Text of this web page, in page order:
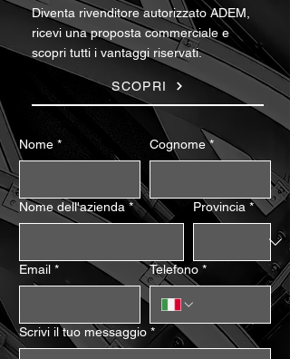
Diventa rivenditore autorizzato ADEM,
ricevi una proposta commerciale e
scopri tutti i vantaggi riservati.
SCOPRI
Nome * Cognome *
Nome dell'azienda * Provincia *
Email * Telefono *
Scrivi il tuo messaggio *